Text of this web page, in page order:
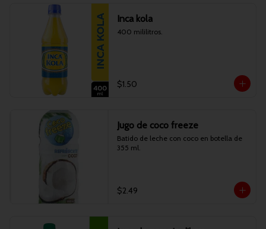
Inca kola
400 mililitros.
$1.50
Jugo de coco freeze
Batido de leche con coco en botella de
355 ml.
$2.49